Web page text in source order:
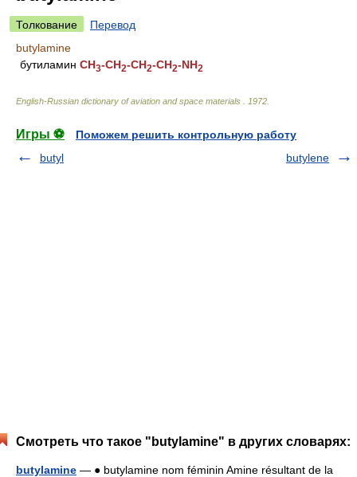
Толкование
Перевод
butylamine
бутиламин CH3-CH2-CH2-CH2-NH2
English-Russian dictionary of aviation and space materials 1972
Игры ⚽
Поможем решить контрольную работу
butyl
butylene
Смотреть что такое "butylamine" в других словарях:
butylamine — ● butylamine nom féminin Amine résultant de la